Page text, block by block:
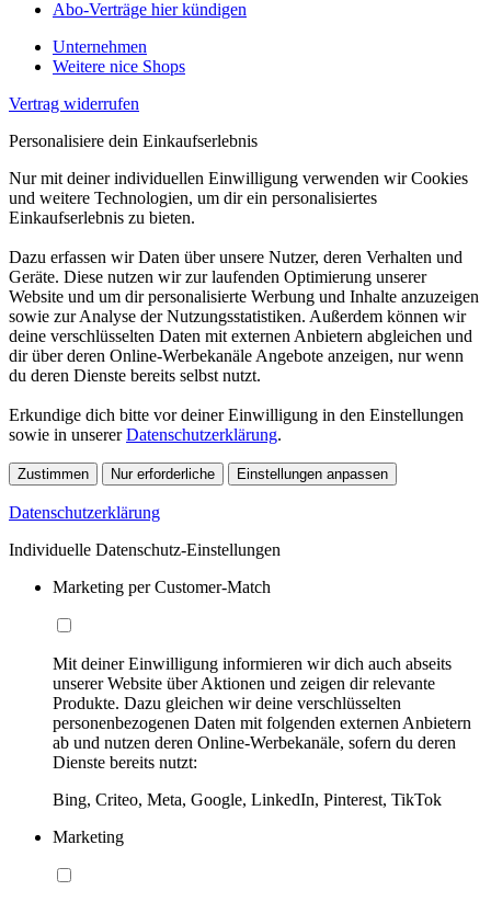
Abo-Verträge hier kündigen
Unternehmen
Weitere nice Shops
Vertrag widerrufen
Personalisiere dein Einkaufserlebnis
Nur mit deiner individuellen Einwilligung verwenden wir Cookies
und weitere Technologien, um dir ein personalisiertes
Einkaufserlebnis zu bieten.
Dazu erfassen wir Daten über unsere Nutzer, deren Verhalten und
Geräte. Diese nutzen wir zur laufenden Optimierung unserer
Website und um dir personalisierte Werbung und Inhalte anzuzeigen
sowie zur Analyse der Nutzungsstatistiken. Außerdem können wir
deine verschlüsselten Daten mit externen Anbietern abgleichen und
dir über deren Online-Werbekanäle Angebote anzeigen, nur wenn
du deren Dienste bereits selbst nutzt.
Erkundige dich bitte vor deiner Einwilligung in den Einstellungen
sowie in unsererDatenschutzerklärung.
Zustimmen Nur erforderliche Einstellungen anpassen
Datenschutzerklärung
Individuelle Datenschutz-Einstellungen
Marketing per Customer-Match
Mit deiner Einwilligung informieren wir dich auch abseits
unserer Website über Aktionen und zeigen dir relevante
Produkte. Dazu gleichen wir deine verschlüsselten
personenbezogenen Daten mit folgenden externen Anbietern
ab und nutzen deren Online-Werbekanäle, sofern du deren
Dienste bereits nutzt:
Bing, Criteo, Meta, Google, LinkedIn, Pinterest, TikTok
Marketing